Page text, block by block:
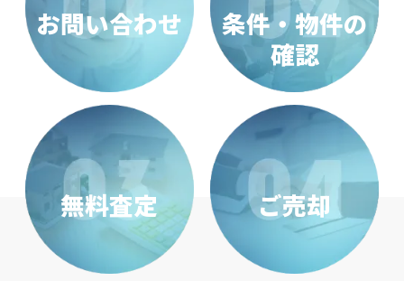
お問い合わせ
条件・物件の
確認
無料査定 ご売却